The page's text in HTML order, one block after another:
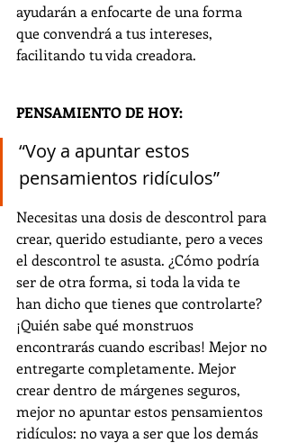
ayudarán a enfocarte de una forma
que convendrá a tus intereses,
facilitando tu vida creadora.
PENSAMIENTO DE HOY:
“Voy a apuntar estos
pensamientos ridículos”
Necesitas una dosis de descontrol para
crear, querido estudiante, pero a veces
el descontrol te asusta. ¿Cómo podría
ser de otra forma, si toda la vida te
han dicho que tienes que controlarte?
¡Quién sabe qué monstruos
encontrarás cuando escribas! Mejor no
entregarte completamente. Mejor
crear dentro de márgenes seguros,
mejor no apuntar estos pensamientos
ridículos: no vaya a ser que los demás